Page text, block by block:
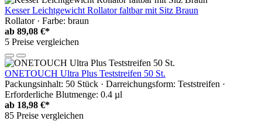
Kesser Leichtgewicht Rollator faltbar mit Sitz Braun
Rollator · Farbe: braun
ab 89,08 €*
5 Preise vergleichen
ONETOUCH Ultra Plus Teststreifen 50 St.
Packungsinhalt: 50 Stück · Darreichungsform: Teststreifen ·
Erforderliche Blutmenge: 0.4 µl
ab 18,98 €*
85 Preise vergleichen